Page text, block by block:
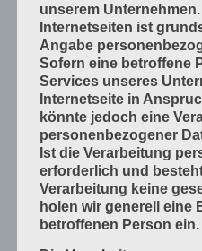
Druckverarbeitung
Arbeitsabläufe
Bogen falzen
Bogen
Papier, Karton,
Produkte fügen
Produkte
Produkte
unserem
Internetseiten ist
Angabe
Sofern eine betroffene
Services unseres
Internetseite in
könnte jedoch eine
personenbezogener
Ist die Verarbeitung
erforderlich und
Verarbeitung keine
holen wir generell eine
betroffenen Person ein.